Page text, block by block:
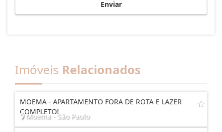
Enviar
Imóveis Relacionados
MOEMA - APARTAMENTO FORA DE ROTA E LAZER
COMPLETO!
Moema - São Paulo